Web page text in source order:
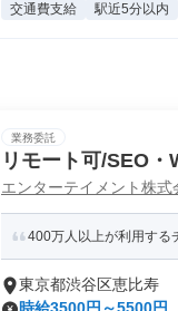
交通費支給 駅近5分以内
業務委託
リモート可/SEO
ム」
エンターテイメント株式
400万人以上が利用する
東京都渋谷区恵比寿